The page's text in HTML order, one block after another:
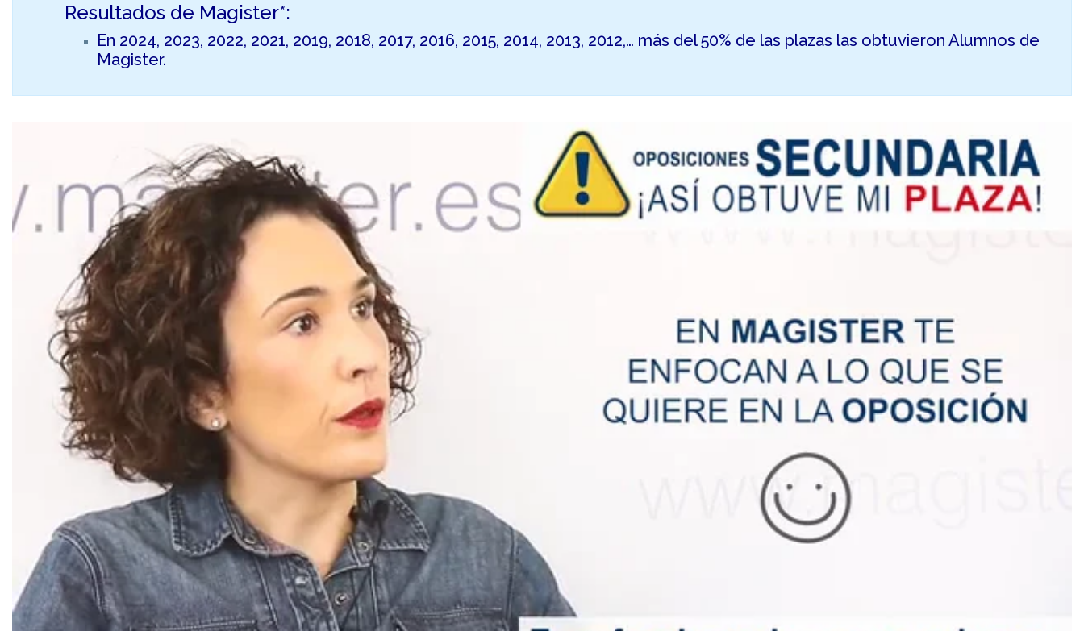
Resultados de Magister*:
En 2024, 2023, 2022, 2021, 2019, 2018, 2017, 2016, 2015, 2014, 2013, 2012,… más del 50% de las plazas las obtuvieron Alumnos de
Magister.